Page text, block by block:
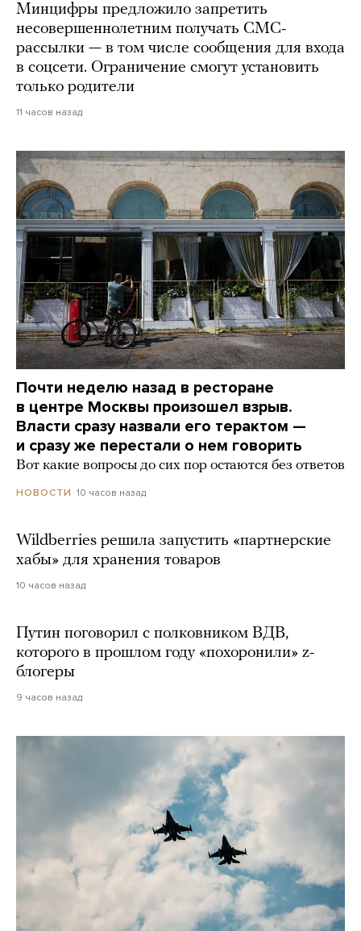
Минцифры предложило запретить
несовершеннолетним получать СМС-
рассылки — в том числе сообщения для входа
в соцсети. Ограничение смогут установить
только родители
11 часов назад
Почти неделю назад в ресторане
в центре Москвы произошел взрыв.
Власти сразу назвали его терактом —
и сразу же перестали о нем говорить
Вот какие вопросы до сих пор остаются без ответов
НОВОСТИ 10 часов назад
Wildberries решила запустить «партнерские
хабы» для хранения товаров
10 часов назад
Путин поговорил с полковником ВДВ,
которого в прошлом году «похоронили» z-
блогеры
9 часов назад